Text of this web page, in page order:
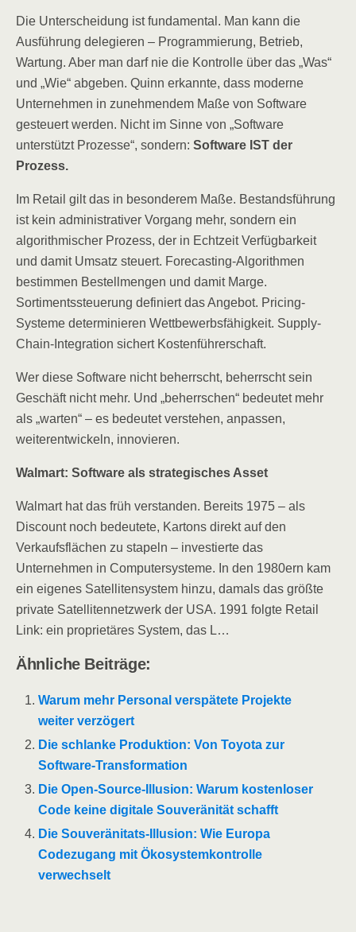
Die Unterscheidung ist fundamental. Man kann die
Ausführung delegieren – Programmierung, Betrieb,
Wartung. Aber man darf nie die Kontrolle über das „Was“
und „Wie“ abgeben. Quinn erkannte, dass moderne
Unternehmen in zunehmendem Maße von Software
gesteuert werden. Nicht im Sinne von „Software
unterstützt Prozesse“, sondern: Software IST der
Prozess.
Im Retail gilt das in besonderem Maße. Bestandsführung
ist kein administrativer Vorgang mehr, sondern ein
algorithmischer Prozess, der in Echtzeit Verfügbarkeit
und damit Umsatz steuert. Forecasting-Algorithmen
bestimmen Bestellmengen und damit Marge.
Sortimentssteuerung definiert das Angebot. Pricing-
Systeme determinieren Wettbewerbsfähigkeit. Supply-
Chain-Integration sichert Kostenführerschaft.
Wer diese Software nicht beherrscht, beherrscht sein
Geschäft nicht mehr. Und „beherrschen“ bedeutet mehr
als „warten“ – es bedeutet verstehen, anpassen,
weiterentwickeln, innovieren.
Walmart: Software als strategisches Asset
Walmart hat das früh verstanden. Bereits 1975 – als
Discount noch bedeutete, Kartons direkt auf den
Verkaufsflächen zu stapeln – investierte das
Unternehmen in Computersysteme. In den 1980ern kam
ein eigenes Satellitensystem hinzu, damals das größte
private Satellitennetzwerk der USA. 1991 folgte Retail
Link: ein proprietäres System, das L…
Ähnliche Beiträge:
Warum mehr Personal verspätete Projekte
weiter verzögert
Die schlanke Produktion: Von Toyota zur
Software-Transformation
Die Open-Source-Illusion: Warum kostenloser
Code keine digitale Souveränität schafft
Die Souveränitats-Illusion: Wie Europa
Codezugang mit Ökosystemkontrolle
verwechselt